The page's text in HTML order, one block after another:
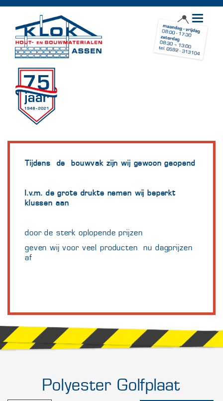
Toggle
Tijdens de bouwvak zijn wij gewoon geopend
I.v.m. de grote drukte nemen wij beperkt
klussen aan
door de sterk oplopende prijzen
geven wij voor veel producten nu dagprijzen
af
Polyester Golfplaat